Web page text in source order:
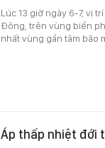
Lúc 13 giờ ngày 6-7, vị
Đông, trên vùng biển
nhất vùng gần tâm bão
Áp thấp nhiệt đới